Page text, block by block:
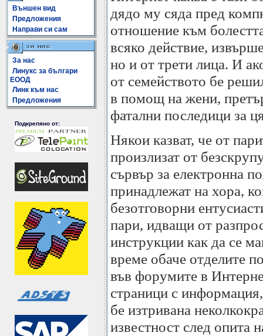
Външен вид
Предложения
Направи си сам
За нас
Линукс за българи
ЕООД
Линк към нас
Предложения
Подкрепяно от:
дядо му сяда пред
отношение към
всяко действие,
но и от трети лица. И
от семейството бе
в помощ на жени,
фатални последици за
Някои казват, че от
произлизат от
сървър за електронна
принадлежат на хора,
безотговорни
пари, идващи от
инструкции как да се
време обаче отделите
във форумите в
страници с
бе изтривана
известност след опита